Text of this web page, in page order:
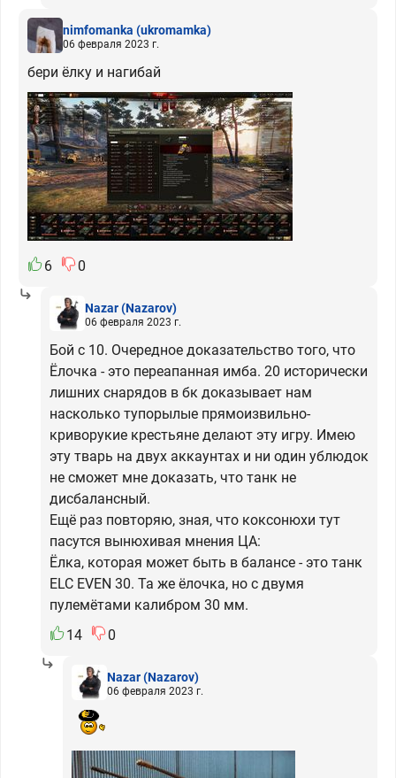
nimfomanka (ukromamka)
06 февраля 2023 г.
бери ёлку и нагибай
6 0
Nazar(Nazarov)
06 февраля 2023 г.
Бой с 10. Очередное доказательство того, что
Ёлочка - это переапанная имба. 20 исторически
лишних снарядов в бк доказывает нам
насколько тупорылые прямоизвильно-
криворукие крестьяне делают эту игру. Имею
эту тварь на двух аккаунтах и ни один ублюдок
не сможет мне доказать, что танк не
дисбалансный.
Ещё раз повторяю, зная, что коксонюхи тут
пасутся вынюхивая мнения ЦА:
Ёлка, которая может быть в балансе - это танк
ELC EVEN 30. Та же ёлочка, но с двумя
пулемётами калибром 30 мм.
14
0
Nazar(Nazarov)
06 февраля 2023 г.